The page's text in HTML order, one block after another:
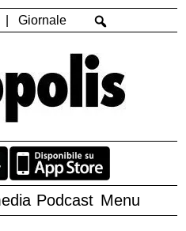
Giornale
Podcast Menu